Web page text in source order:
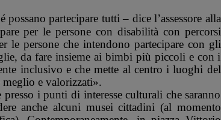
partecipare tutti – dice l’assessore alla
per le persone con disabilità con percorsi
le persone che intendono partecipare con gli
da fare insieme ai bimbi più piccoli e con i
inclusivo e che mette al centro i luoghi del
meglio e valorizzati».
i punti di interesse culturali che saranno
anche alcuni musei cittadini (al momento